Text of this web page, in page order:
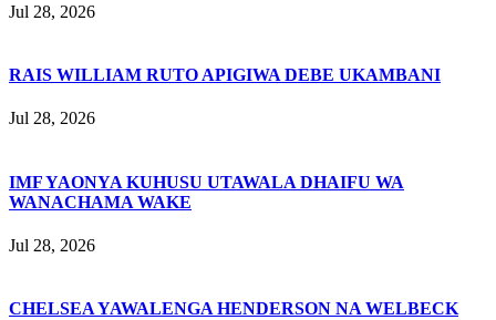
Jul 28, 2026
RAIS WILLIAM RUTO APIGIWA DEBE UKAMBANI
Jul 28, 2026
IMF YAONYA KUHUSU UTAWALA DHAIFU WA
WANACHAMA WAKE
Jul 28, 2026
CHELSEA YAWALENGA HENDERSON NA WELBECK